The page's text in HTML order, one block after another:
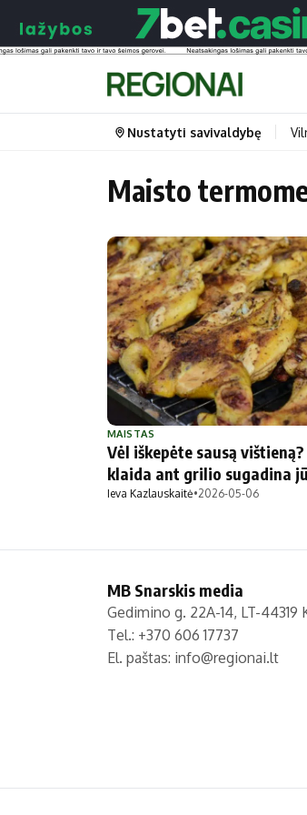
Pradinis puslapis
Savivaldybės
Naujausi
Regionai
Lietuva
Pasaulis
Politika
Patarimai
Dirbtinis intelektas
Nustatyti savivaldybę
Maisto
MAISTAS
Vėl iškepėte sausą
klaida ant grilio sugadina
Ieva Kazlauskaitė•2026-05-06
MB Snarskis media
Gedimino g. 22A-14, LT-44319
Tel.: +370 606 17737
El. paštas: info@regionai.lt